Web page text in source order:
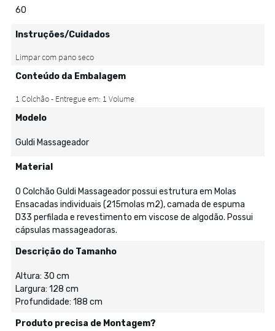
60
Instruções/Cuidados
Conteúdo da Embalagem
Modelo
Guldi Massageador
Material
O Colchão Guldi Massageador possui estrutura em Molas
Ensacadas individuais (215molas m2), camada de espuma
D33 perfilada e revestimento em viscose de algodão. Possui
cápsulas massageadoras.
Descrição do Tamanho
Altura: 30 cm
Largura: 128 cm
Profundidade: 188 cm
Produto precisa de Montagem?